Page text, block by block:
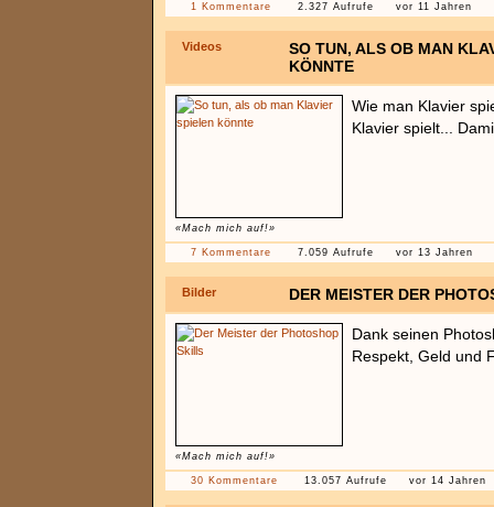
1 Kommentare 2.327 Aufrufe vor 11 Jahren
Videos
SO TUN, ALS OB MAN
KÖNNTE
«Mach mich auf!»
Wie man Klavier
Klavier spielt...
7 Kommentare 7.059 Aufrufe vor 13 Jahren
Bilder DER MEISTER DER
«Mach mich auf!»
Dank seinen
Respekt, Geld und
30 Kommentare 13.057 Aufrufe vor 14 Jahren